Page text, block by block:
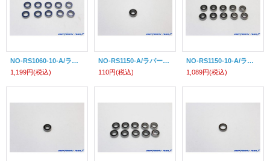
NO-RS1060-10-A/ラバーシールボールベアリング1060(10×6×3mm)10個入
1,199円(税込)
NO-RS1150-A/ラバーシールボールベアリング1150(11×5×4mm)1個入
110円(税込)
NO-RS1150-10-A/ラバーシールボールベアリング1150(11×5×4mm)10個入
1,089円(税込)